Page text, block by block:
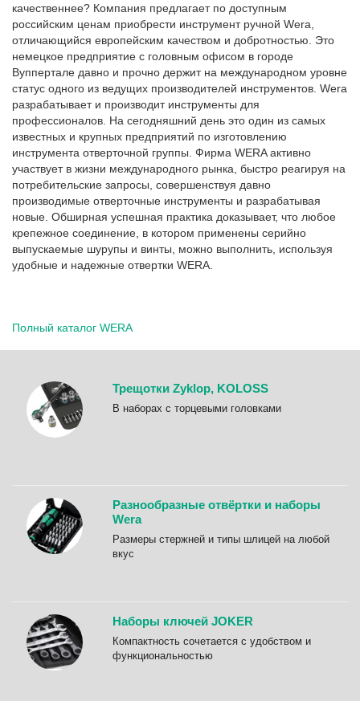
качественнее? Компания предлагает по доступным
российским ценам приобрести инструмент ручной Wera,
отличающийся европейским качеством и добротностью. Это
немецкое предприятие с головным офисом в городе
Вуппертале давно и прочно держит на международном уровне
статус одного из ведущих производителей инструментов. Wera
разрабатывает и производит инструменты для
профессионалов. На сегодняшний день это один из самых
известных и крупных предприятий по изготовлению
инструмента отверточной группы. Фирма WERA активно
участвует в жизни международного рынка, быстро реагируя на
потребительские запросы, совершенствуя давно
производимые отверточные инструменты и разрабатывая
новые. Обширная успешная практика доказывает, что любое
крепежное соединение, в котором применены серийно
выпускаемые шурупы и винты, можно выполнить, используя
удобные и надежные отвертки WERA.
Полный каталог WERA
Трещотки Zyklop, KOLOSS
B наборах с торцевыми головками
Разнообразные отвёртки и наборы
Wera
Размеры стержней и типы шлицей на любой
вкус
Наборы ключей JOKER
Компактность сочетается с удобством и
функциональностью